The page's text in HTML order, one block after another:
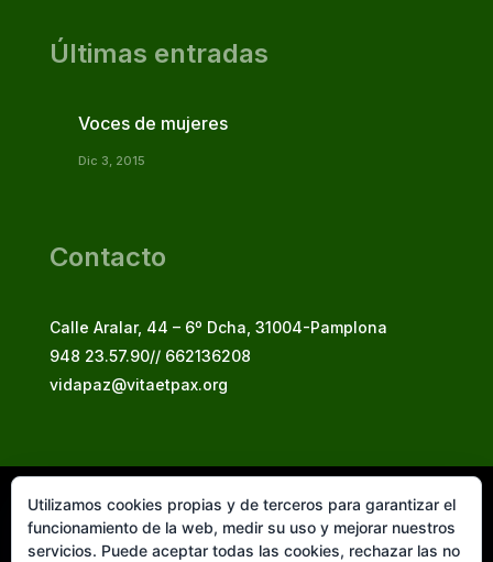
Últimas entradas
Voces de mujeres
Dic 3, 2015
Contacto
Calle Aralar, 44 – 6º Dcha, 31004-Pamplona
948 23.57.90// 662136208
vidapaz@vitaetpax.org
Vita et Pax, 2025
© Instituto Secular Vita et Pax in Christo Jesu
Utilizamos cookies propias y de terceros para garantizar el
funcionamiento de la web, medir su uso y mejorar nuestros
servicios. Puede aceptar todas las cookies, rechazar las no